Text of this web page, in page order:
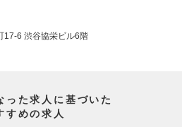
17-6 渋谷協栄ビル6階
った求人に基づいた
すめの求人